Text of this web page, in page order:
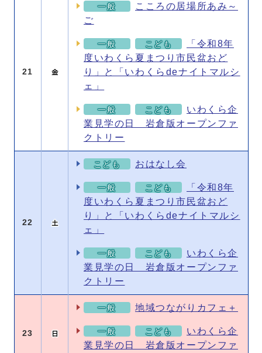
21
一般
こころの居場所あみ～
ご
一般 こども
「令和8年
度いわくら夏まつり市民盆おど
り」と「いわくらdeナイトマルシ
ェ」
一般 こども
いわくら企
業見学の日 岩倉版オープンファ
クトリー
22
こども おはなし会
一般 こども
「令和8年
度いわくら夏まつり市民盆おど
り」と「いわくらdeナイトマルシ
ェ」
一般 こども
いわくら企
業見学の日 岩倉版オープンファ
クトリー
23
一般 地域つながりカフェ＋
一般 こども
いわくら企
業見学の日 岩倉版オープンファ